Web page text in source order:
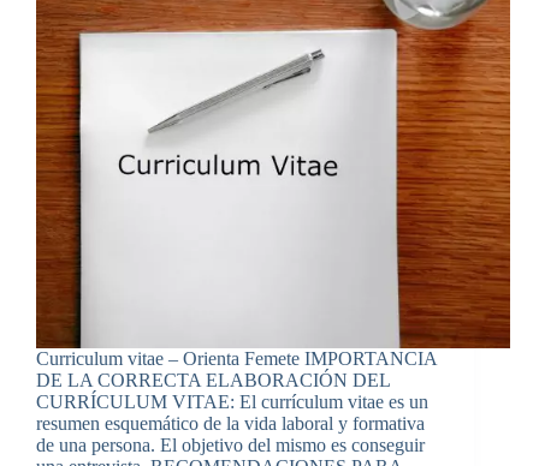
Curriculum vitae – Orienta Femete IMPORTANCIA
DE LA CORRECTA ELABORACIÓN DEL
CURRÍCULUM VITAE: El currículum vitae es un
resumen esquemático de la vida laboral y formativa
de una persona. El objetivo del mismo es conseguir